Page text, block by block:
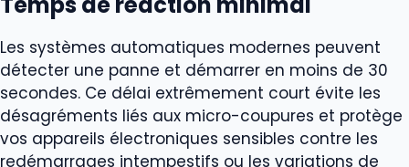
Les systèmes automatiques modernes peuvent
détecter une panne et démarrer en moins de 30
secondes. Ce délai extrêmement court évite les
désagréments liés aux micro-coupures et protège
vos appareils électroniques sensibles contre les
redémarrages intempestifs ou les variations de